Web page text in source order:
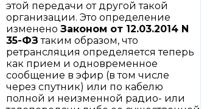
этой передачи от другой такой
организации. Это определение
изменено Законом от 12.03.2014 N
35-ФЗ таким образом, что
ретрансляция определяется теперь
как прием и одновременное
сообщение в эфир (в том числе
через спутник) или по кабелю
полной и неизменной радио- или